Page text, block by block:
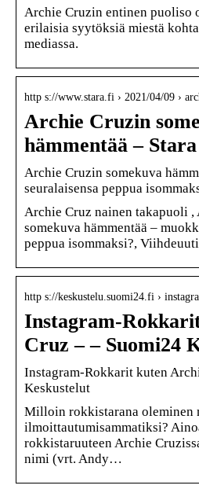
Archie Cruzin entinen puoliso
erilaisia syytöksiä miestä
mediassa.
http s://www.stara.fi › 2021/04/09 ›
Archie Cruzin
hämmentää – Stara
Archie Cruzin somekuva
seuralaisensa peppua
Archie Cruz nainen takapuoli ,
somekuva hämmentää –
peppua isommaksi?,
http s://keskustelu.suomi24.fi ›
Instagram-
Cruz – – Suomi24
Instagram-Rokkarit kuten
Keskustelut
Milloin rokkistarana oleminen
ilmoittautumisammatiksi?
rokkistaruuteen Archie
nimi (vrt. Andy…